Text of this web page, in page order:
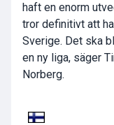
haft en enorm
tror definitivt att
Sverige. Det ska
en ny liga, säger
Norberg.